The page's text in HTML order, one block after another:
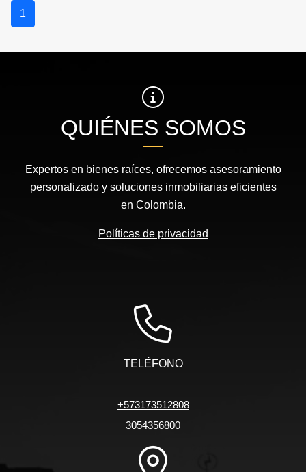
1
QUIÉNES SOMOS
Expertos en bienes raíces, ofrecemos asesoramiento
personalizado y soluciones inmobiliarias eficientes
en Colombia.
Políticas de privacidad
TELÉFONO
+573173512808
3054356800